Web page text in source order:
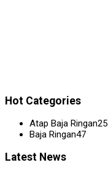
Hot Categories
Atap Baja Ringan25
Baja Ringan47
Latest News